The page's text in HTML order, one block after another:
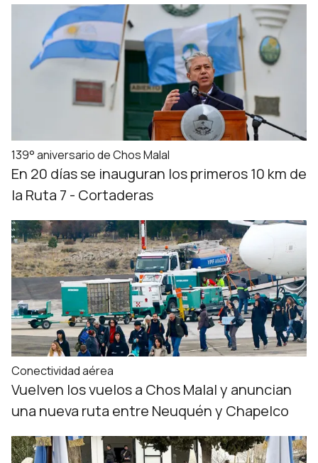
139° aniversario de Chos Malal
En 20 días se inauguran los primeros 10 km de
la Ruta 7 - Cortaderas
Conectividad aérea
Vuelven los vuelos a Chos Malal y anuncian
una nueva ruta entre Neuquén y Chapelco